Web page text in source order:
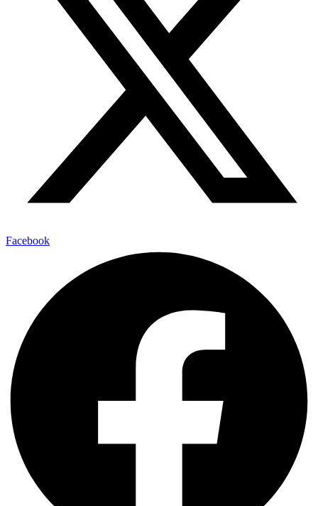
Facebook